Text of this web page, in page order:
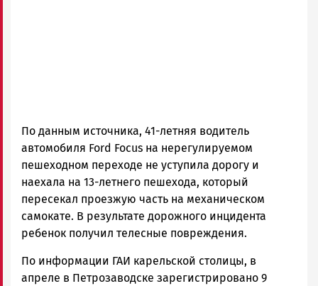
По данным источника, 41-летняя водитель
автомобиля Ford Focus на нерегулируемом
пешеходном переходе не уступила дорогу и
наехала на 13-летнего пешехода, который
пересекал проезжую часть на механическом
самокате. В результате дорожного инцидента
ребенок получил телесные повреждения.
По информации ГАИ карельской столицы, в
апреле в Петрозаводске зарегистрировано 9